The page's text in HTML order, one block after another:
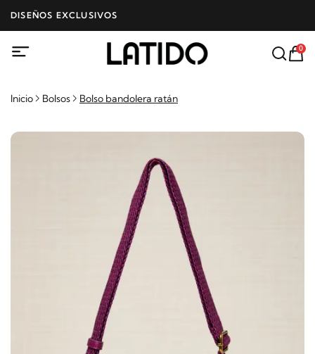
DISEÑOS EXCLUSIVOS
0
Inicio Bolsos Bolso bandolera ratán